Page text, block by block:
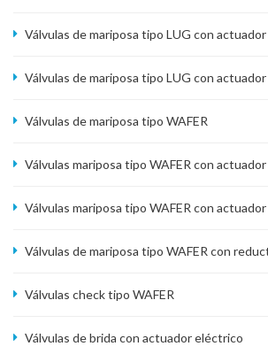
Válvulas de mariposa tipo LUG con
Válvulas de mariposa tipo LUG con
Válvulas de mariposa tipo WAFER
Válvulas mariposa tipo WAFER con
Válvulas mariposa tipo WAFER con
Válvulas de mariposa tipo WAFER con
Válvulas check tipo WAFER
Válvulas de brida con actuador eléctrico